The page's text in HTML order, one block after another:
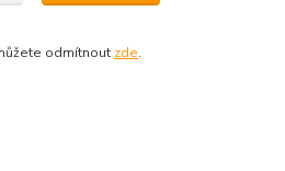
odmítnout zde.